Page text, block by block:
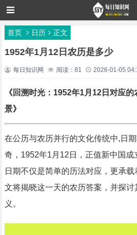
首页 日历 正文
1952年1月12日农历是多少
每日知识网 阅读：81 2026-01-05
《回溯时光：1952年1月12日对应
景》
在公历与农历并行的文化传统中,日
奇，1952年1月12日，正值新中国
日期不仅是简单的历法对应，更承
文将揭晓这一天的农历答案，并探
义。